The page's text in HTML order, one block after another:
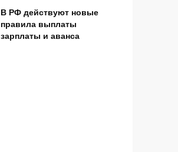
В РФ действуют новые
правила выплаты
зарплаты и аванса